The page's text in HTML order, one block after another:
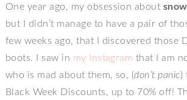
One year ago, my obsession about
but I didn’t manage to have a pair of
few weeks ago, that I discovered those
boots. I saw in my Instagram that I am
who is mad about them, so, (don’t panic)
Black Week Discounts, up to 70% off!